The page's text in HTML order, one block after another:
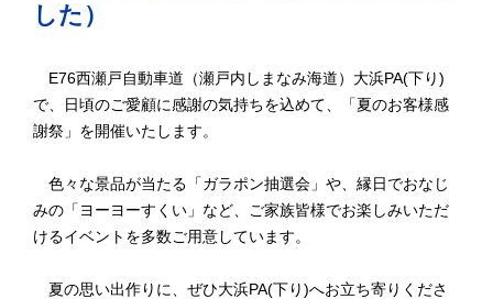
した）
E76西瀬戸自動車道（瀬戸内しまなみ海道）大浜PA(下り)
で、日頃のご愛顧に感謝の気持ちを込めて、「夏のお客様感
謝祭」を開催いたします。
色々な景品が当たる「ガラポン抽選会」や、縁日でおなじ
みの「ヨーヨーすくい」など、ご家族皆様でお楽しみいただ
けるイベントを多数ご用意しています。
夏の思い出作りに、ぜひ大浜PA(下り)へお立ち寄りくださ